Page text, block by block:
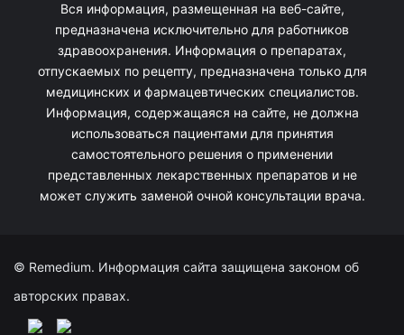
Вся информация, размещенная на веб-сайте,
предназначена исключительно для работников
здравоохранения. Информация о препаратах,
отпускаемых по рецепту, предназначена только для
медицинских и фармацевтических специалистов.
Информация, содержащаяся на сайте, не должна
использоваться пациентами для принятия
самостоятельного решения о применении
представленных лекарственных препаратов и не
может служить заменой очной консультации врача.
© Remedium. Информация сайта защищена законом об
авторских правах.